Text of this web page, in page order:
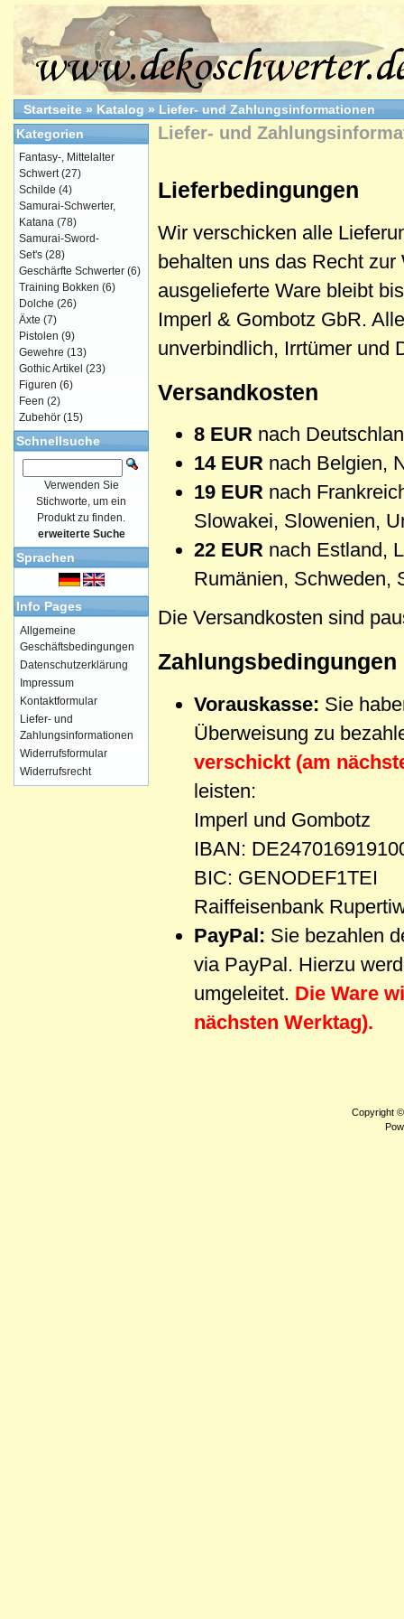
Startseite » Katalog » Liefer- und Zahlungsinformationen
Liefer- und
Lieferbedingungen
Wir verschicken alle
behalten uns das Recht
ausgelieferte Ware bleibt
Imperl & Gombotz GbR.
unverbindlich, Irrtümer und
Versandkosten
8 EUR nach
14 EUR nach Belgien,
19 EUR nach
Slowakei, Slowenien,
22 EUR nach Estland,
Rumänien, Schweden,
Die Versandkosten sind
Zahlungsbedingungen
Vorauskasse: Sie
Überweisung zu
verschickt (am
leisten:
Imperl und Gombotz
IBAN:
BIC: GENODEF1TEI
Raiffeisenbank
PayPal: Sie bezahlen
via PayPal. Hierzu
umgeleitet. Die Ware
nächsten Werktag).
Kategorien
Fantasy-, Mittelalter
Schwert(27)
Schilde (4)
Samurai-Schwerter,
Katana (78)
Samurai-Sword-
Set's (28)
Geschärfte Schwerter (6)
Training Bokken (6)
Dolche (26)
Äxte (7)
Pistolen (9)
Gewehre (13)
Gothic Artikel (23)
Figuren (6)
Feen (2)
Zubehör (15)
Schnellsuche
Verwenden Sie
Stichworte, um ein
Produkt zu finden.
erweiterte Suche
Sprachen
Info Pages
Allgemeine
Geschäftsbedingungen
Datenschutzerklärung
Impressum
Kontaktformular
Liefer- und
Zahlungsinformationen
Widerrufsformular
Widerrufsrecht
Copyright